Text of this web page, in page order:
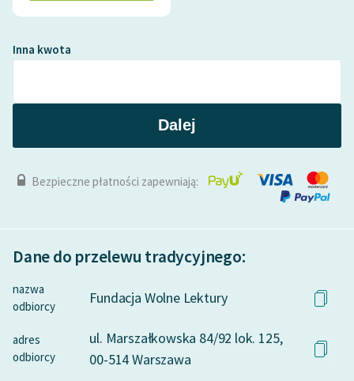
Inna kwota
Dalej
Bezpieczne płatności zapewniają:
Dane do przelewu tradycyjnego:
nazwa
odbiorcy
Fundacja Wolne Lektury
adres
odbiorcy
ul. Marszałkowska 84/92 lok. 125,
00-514 Warszawa